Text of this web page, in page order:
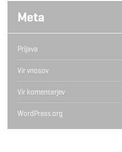
Meta
Prijava
Vir vnosov
Vir komentarjev
WordPress.org